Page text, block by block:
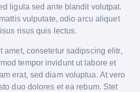
ligula sed ante blandit volutpat.
vulputate, odio arcu aliquet
risus quis lectus.
amet, consetetur sadipscing elitr,
tempor invidunt ut labore et
erat, sed diam voluptua. At vero
duo dolores et ea rebum. Stet